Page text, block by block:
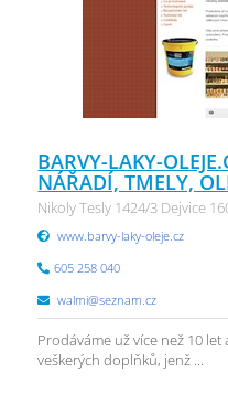
BARVY-LAKY-
NÁŘADÍ, TMELY,
Nikoly Tesly 1424/3 Dejvice
www.barvy-laky-oleje.cz
605 258 040
walmi@seznam.cz
Prodáváme už více než 10
veškerých doplňků, jenž ...